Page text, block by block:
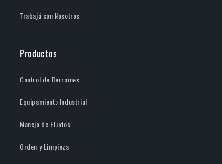
Trabajá con Nosotros
Productos
Control de Derrames
Equipamiento Industrial
Manejo de Fluidos
Orden y Limpieza